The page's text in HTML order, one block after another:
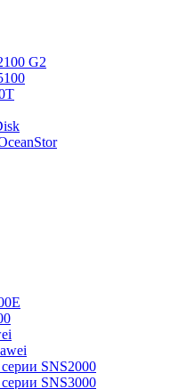
G2
SNS2000
SNS3000